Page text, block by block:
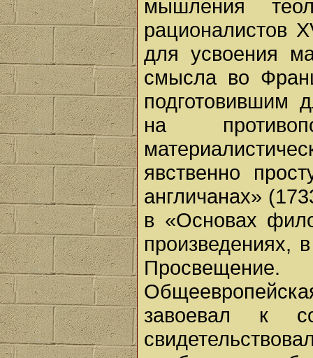
мышления
рационалистов
для усвоения
смысла во
подготовившим
на
явственно
англичанах»
в «Основах
произведениях,
Просвещение.
завоевал к